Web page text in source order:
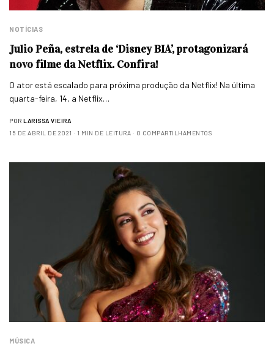
NOTÍCIAS
Julio Peña, estrela de ‘Disney BIA’, protagonizará
novo filme da Netflix. Confira!
O ator está escalado para próxima produção da Netflix! Na última
quarta-feira, 14, a Netflix…
POR LARISSA VIEIRA
15 DE ABRIL DE 2021
1 MIN DE LEITURA 0 COMPARTILHAMENTOS
MÚSICA